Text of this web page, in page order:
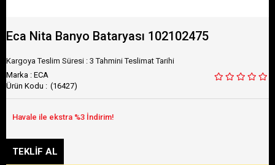
Eca Nita Banyo Bataryası 102102475
Kargoya Teslim Süresi : 3 Tahmini Teslimat Tarihi
Marka : ECA
(16427)